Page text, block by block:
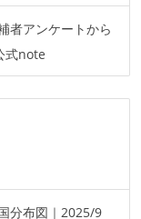
者アンケートから
式note
分布図｜2025/9